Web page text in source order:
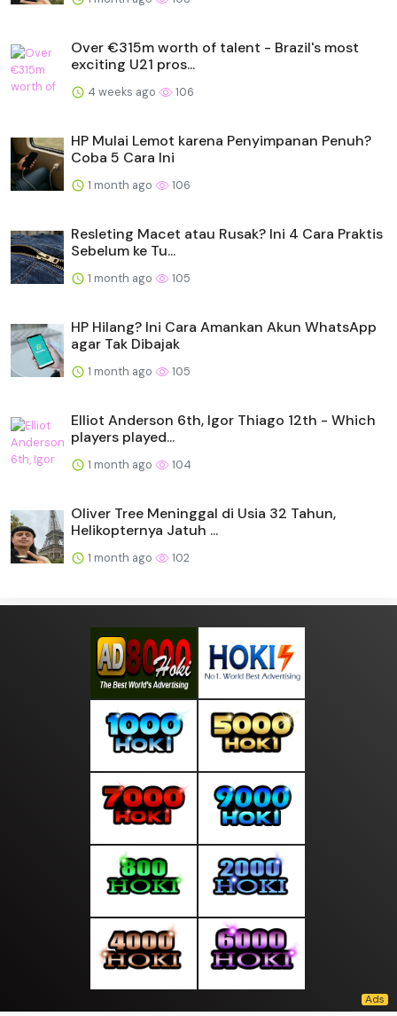
Over €315m worth of talent - Brazil's most
exciting U21 pros...
4 weeks ago 106
HP Mulai Lemot karena Penyimpanan Penuh?
Coba 5 Cara Ini
1 month ago 106
Resleting Macet atau Rusak? Ini 4 Cara Praktis
Sebelum ke Tu...
1 month ago 105
HP Hilang? Ini Cara Amankan Akun WhatsApp
agar Tak Dibajak
1 month ago 105
Elliot Anderson 6th, Igor Thiago 12th - Which
players played...
1 month ago 104
Oliver Tree Meninggal di Usia 32 Tahun,
Helikopternya Jatuh ...
1 month ago 102